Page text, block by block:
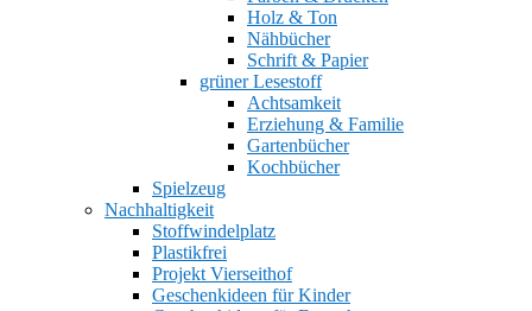
Holz & Ton
Nähbücher
Schrift & Papier
grüner Lesestoff
Achtsamkeit
Erziehung & Familie
Gartenbücher
Kochbücher
Spielzeug
Nachhaltigkeit
Stoffwindelplatz
Plastikfrei
Projekt Vierseithof
Geschenkideen für Kinder